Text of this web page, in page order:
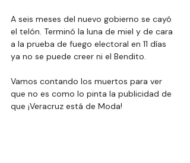
A seis meses del nuevo gobierno se cayó
el telón. Terminó la luna de miel y de cara
a la prueba de fuego electoral en 11 días
ya no se puede creer ni el Bendito.
Vamos contando los muertos para ver
que no es como lo pinta la publicidad de
que ¡Veracruz está de Moda!